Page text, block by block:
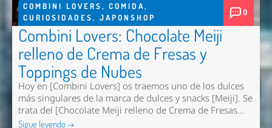
COMBINI LOVERS, COMIDA,
CURIOSIDADES, JAPONSHOP
0
Combini Lovers: Chocolate Meiji
relleno de Crema de Fresas y
Toppings de Nubes
Hoy en [Combini Lovers] os traemos uno de los dulces
más singulares de la marca de dulces y snacks [Meiji]. Se
trata del [Chocolate Meiji relleno de Crema de Fresas...
Sigue leyendo →